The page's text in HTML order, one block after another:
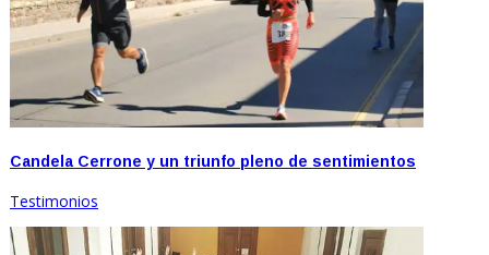
Candela Cerrone y un triunfo pleno de sentimientos
Testimonios